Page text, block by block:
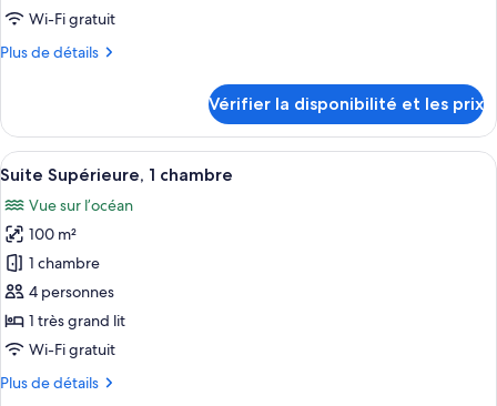
de
chambre :
Suite,
Wi-Fi gratuit
Plus de détails
Plus
le
type
de
Suite,
2
chambres
Vérifier la disponibilité et les prix
Afficher
toutes
les
photos
pour
ce
type
de
chambre :
Suite
Un espace repas avec une table et
14
Suite Supérieure, 1 chambre
Vue sur l’océan
100 m²
1 chambre
4 personnes
1 très grand lit
Wi-Fi gratuit
Plus de détails
Plus